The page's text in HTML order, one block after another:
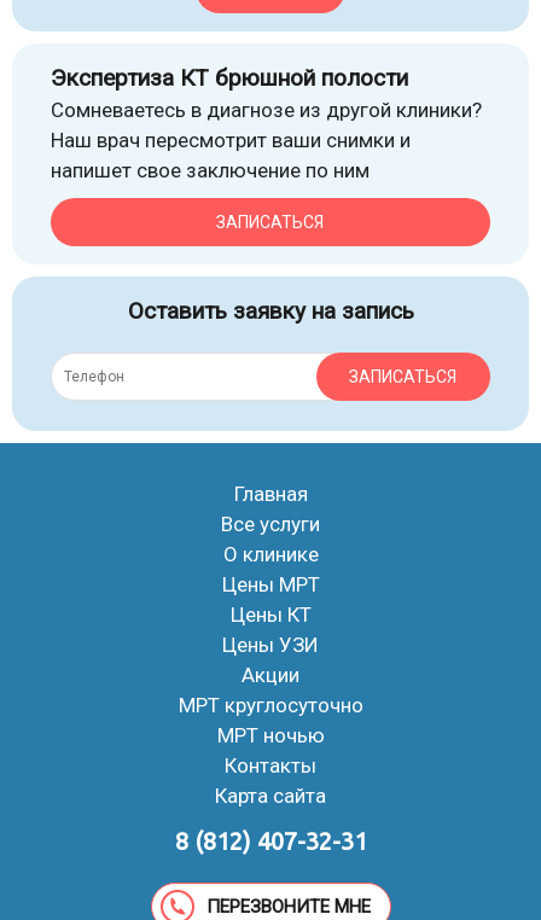
Экспертиза КТ брюшной полости
Сомневаетесь в диагнозе из другой клиники?
Наш врач пересмотрит ваши снимки и
напишет свое заключение по ним
ЗАПИСАТЬСЯ
Оставить заявку на запись
ЗАПИСАТЬСЯ
Главная
Все услуги
О клинике
Цены МРТ
Цены КТ
Цены УЗИ
Акции
МРТ круглосуточно
МРТ ночью
Контакты
Карта сайта
8 (812) 407-32-31
ПЕРЕЗВОНИТЕ МНЕ